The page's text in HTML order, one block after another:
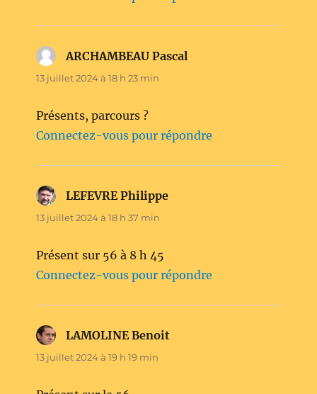
ARCHAMBEAU Pascal
13 juillet 2024 à 18 h 23 min
Présents, parcours ?
Connectez-vous pour répondre
LEFEVRE Philippe
13 juillet 2024 à 18 h 37 min
Présent sur 56 à 8 h 45
Connectez-vous pour répondre
LAMOLINE Benoit
13 juillet 2024 à 19 h 19 min